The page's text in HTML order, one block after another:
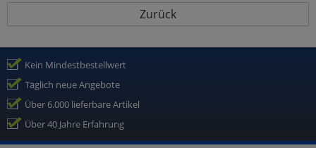
Zurück
Kein Mindestbestellwert
Täglich neue Angebote
Über 6.000 lieferbare Artikel
Über 40 Jahre Erfahrung